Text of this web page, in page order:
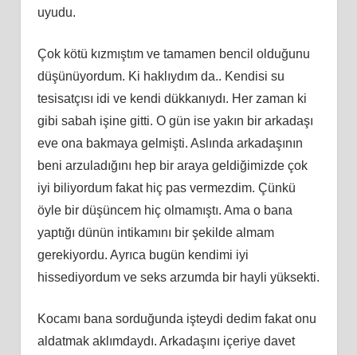
uyudu.
Çok kötü kızmıştım ve tamamen bencil olduğunu
düşünüyordum. Ki haklıydım da.. Kendisi su
tesisatçısı idi ve kendi dükkanıydı. Her zaman ki
gibi sabah işine gitti. O gün ise yakın bir arkadaşı
eve ona bakmaya gelmişti. Aslında arkadaşının
beni arzuladığını hep bir araya geldiğimizde çok
iyi biliyordum fakat hiç pas vermezdim. Çünkü
öyle bir düşüncem hiç olmamıştı. Ama o bana
yaptığı dünün intikamını bir şekilde almam
gerekiyordu. Ayrıca bugün kendimi iyi
hissediyordum ve seks arzumda bir hayli yüksekti.
Kocamı bana sorduğunda işteydi dedim fakat onu
aldatmak aklımdaydı. Arkadaşını içeriye davet